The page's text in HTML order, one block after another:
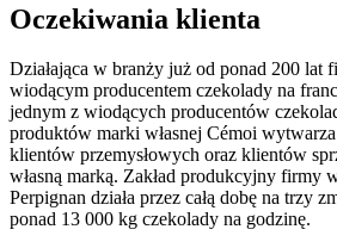
Oczekiwania klienta
Działająca w branży już od ponad 200 lat
wiodącym producentem czekolady na
jednym z wiodących producentów
produktów marki własnej Cémoi
klientów przemysłowych oraz klientów
własną marką. Zakład produkcyjny firmy
Perpignan działa przez całą dobę na trzy
ponad 13 000 kg czekolady na godzinę.